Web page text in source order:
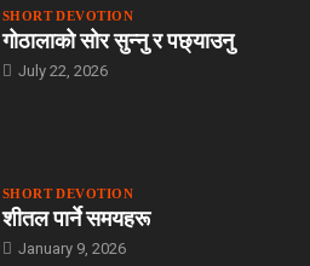
SHORT DEVOTION
गोठालाको सोर सुन्नु र पछ्याउनु
July 22, 2026
SHORT DEVOTION
शीतल पार्ने समयहरू
January 9, 2026